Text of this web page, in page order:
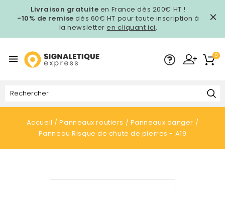
Livraison gratuite en France dès 200€ HT !
-10% de remise dès 60€ HT pour toute inscription à
la newsletteren cliquant ici.
 0
Accueil Panneaux routiers
Panneaux danger
Panneau Risque de chute de pierres - A19